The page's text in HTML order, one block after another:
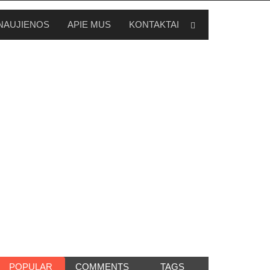
APIE MUS KONTAKTAI
POPULAR COMMENTS TAGS